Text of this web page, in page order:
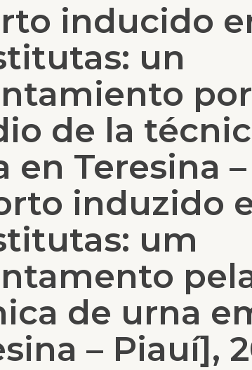
inducido
un
por
de la
en Teresina
induzido
um
de urna
– Piauí],